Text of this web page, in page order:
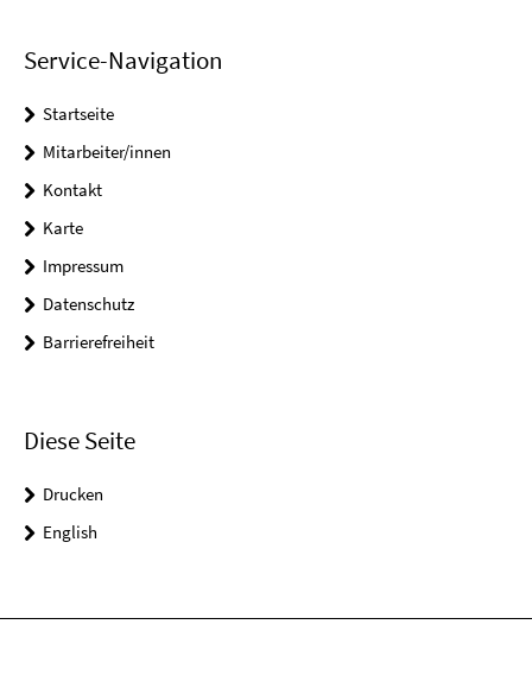
Service-Navigation
Startseite
Mitarbeiter/innen
Kontakt
Karte
Impressum
Datenschutz
Barrierefreiheit
Diese Seite
Drucken
English